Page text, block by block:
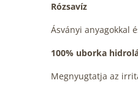
Rózsavíz
Ásványi anyagokkal
100% uborka
Megnyugtatja az